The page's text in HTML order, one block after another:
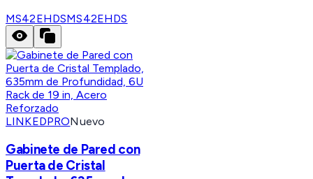
MS42EHDSMS42EHDS
LINKEDPRONuevo
Gabinete de Pared con
Puerta de Cristal